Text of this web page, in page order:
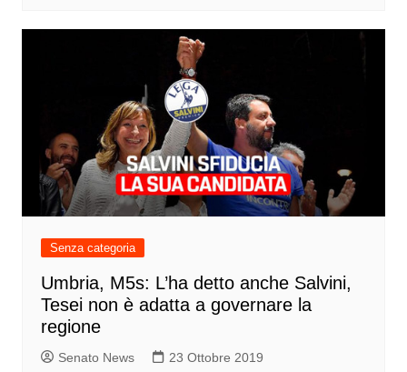
Senza categoria
Umbria, M5s: L’ha detto anche Salvini,
Tesei non è adatta a governare la
regione
Senato News 23 Ottobre 2019